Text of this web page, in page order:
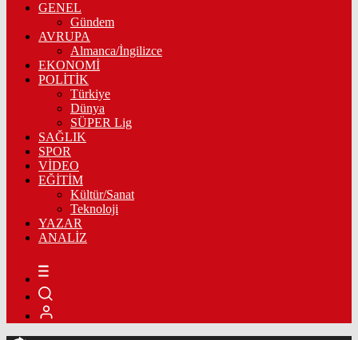
GENEL
Gündem
AVRUPA
Almanca/İngilizce
EKONOMİ
POLİTİK
Türkiye
Dünya
SÜPER Lig
SAĞLIK
SPOR
VİDEO
EĞİTİM
Kültür/Sanat
Teknoloji
YAZAR
ANALİZ